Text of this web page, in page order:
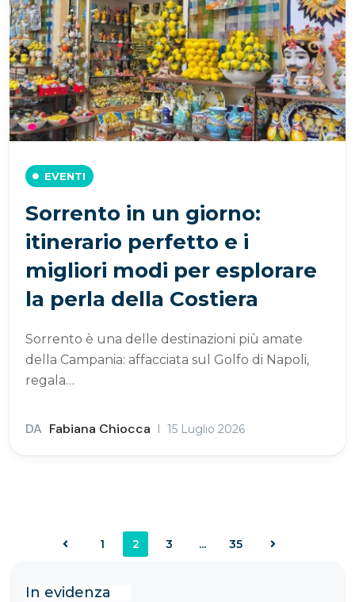
EVENTI
Sorrento in un giorno:
itinerario perfetto e i
migliori modi per esplorare
la perla della Costiera
Sorrento è una delle destinazioni più amate
della Campania: affacciata sul Golfo di Napoli,
regala…
DA Fabiana Chiocca 15 Luglio 2026
1 2 3 ... 35
In evidenza